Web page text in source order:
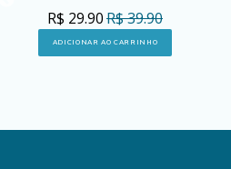
R$ 29.90R$ 39.90
ADICIONAR AO CARRINHO